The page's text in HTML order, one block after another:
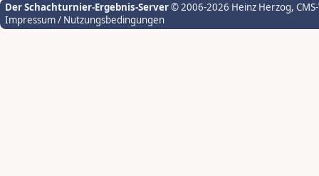
Der Schachturnier-Ergebnis-Server© 2006-2026 Heinz Herzog,
Impressum / Nutzungsbedingungen